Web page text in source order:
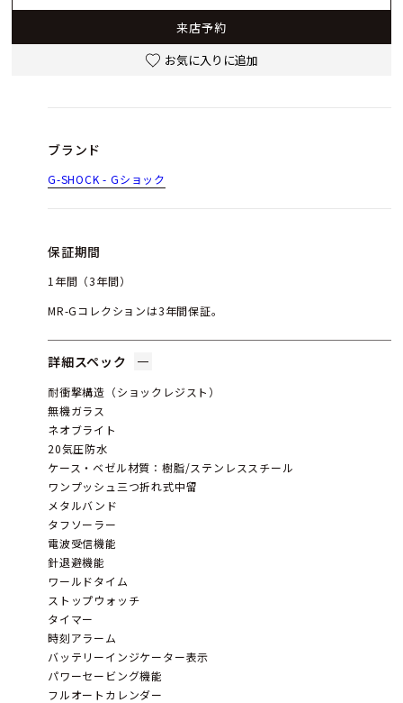
来店予約
お気に入りに追加
ブランド
G-SHOCK - Gショック
保証期間
1年間（3年間）
MR-Gコレクションは3年間保証。
詳細スペック
耐衝撃構造（ショックレジスト）
無機ガラス
ネオブライト
20気圧防水
ケース・ベゼル材質：樹脂/ステンレススチール
ワンプッシュ三つ折れ式中留
メタルバンド
タフソーラー
電波受信機能
針退避機能
ワールドタイム
ストップウォッチ
タイマー
時刻アラーム
バッテリーインジケーター表示
パワーセービング機能
フルオートカレンダー